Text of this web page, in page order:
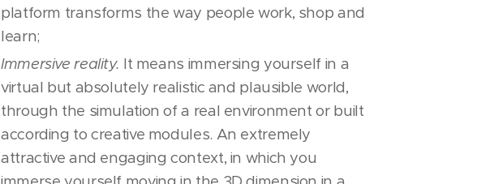
platform transforms the way people work, shop and
learn;
Immersive reality. It means immersing yourself in a
virtual but absolutely realistic and plausible world,
through the simulation of a real environment or built
according to creative modules. An extremely
attractive and engaging context, in which you